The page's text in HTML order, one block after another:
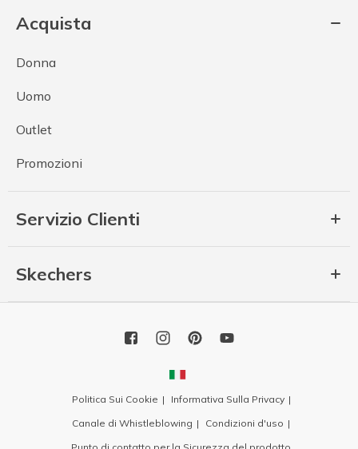
Acquista
Donna
Uomo
Outlet
Promozioni
Servizio Clienti
Skechers
Politica Sui Cookie
Informativa Sulla Privacy
Canale di Whistleblowing
Condizioni d'uso